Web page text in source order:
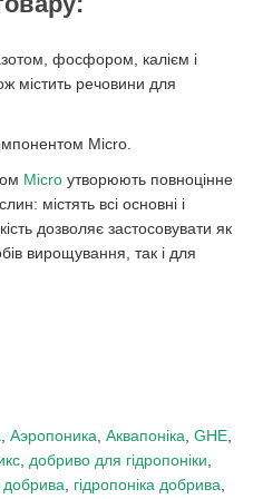
фосфором, калієм і
містить речовини для
Micro.
Micro утворюють повноцінне
містять всі основні і
дозволяє застосовувати як
вирощування, так і для
Аэропоника Аквапоніка GHE
добриво для гідропоніки
гідропоніка добрива